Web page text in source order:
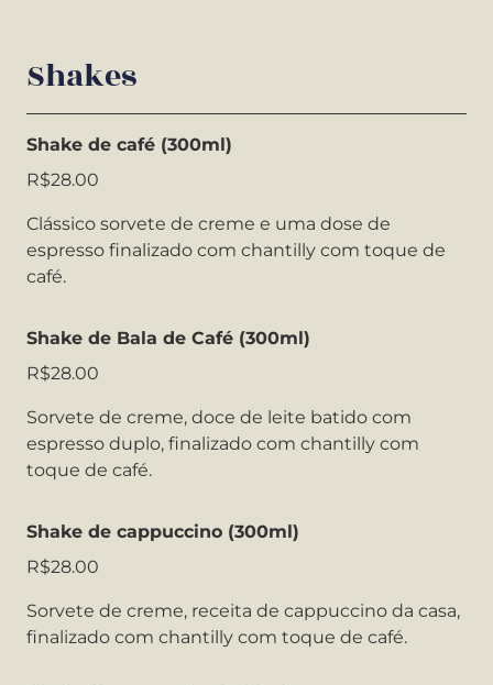
Shakes
Shake de café (300ml)
R$28.00
Clássico sorvete de creme e uma dose de
espresso finalizado com chantilly com toque de
café.
Shake de Bala de Café (300ml)
R$28.00
Sorvete de creme, doce de leite batido com
espresso duplo, finalizado com chantilly com
toque de café.
Shake de cappuccino (300ml)
R$28.00
Sorvete de creme, receita de cappuccino da casa,
finalizado com chantilly com toque de café.